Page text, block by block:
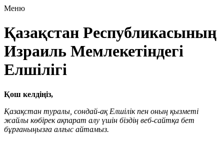
Меню
Қазақстан Республикасының
Израиль Мемлекетіндегі
Елшілігі
Қош келдіңіз,
Қазақстан туралы, сондай-ақ Елшілік пен оның қызметі
жайлы көбірек ақпарат алу үшін біздің веб-сайтқа бет
бұрғаныңызға алғыс айтамыз.